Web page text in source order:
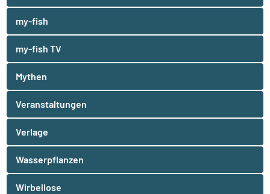
my-fish
my-fish TV
Mythen
Veranstaltungen
Verlage
Wasserpflanzen
Wirbellose